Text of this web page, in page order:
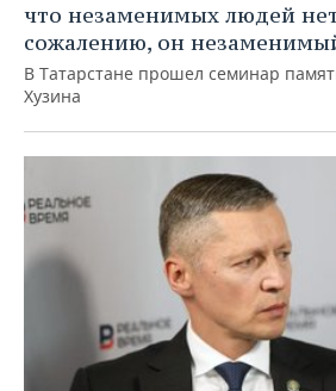
что незаменимых людей
сожалению, он
В Татарстане прошел семинар
Хузина